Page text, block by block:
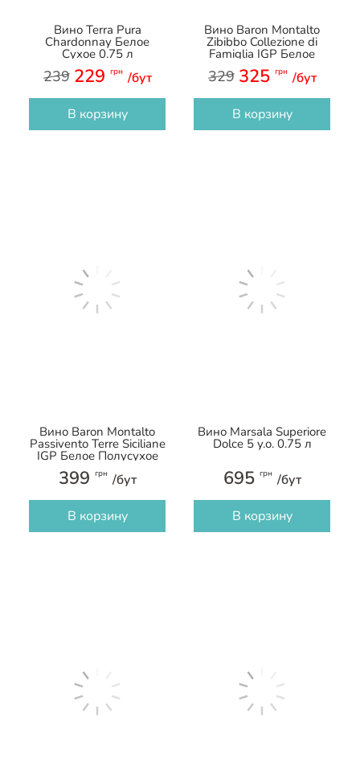
Вино Terra Pura
Сhardonnay Белое
Сухое 0.75 л
239 229 грн /бут
В корзину
Вино Baron Montalto
Zibibbo Collezione di
Famiglia IGP Белое
Полусухое 0.75 л
329 325 грн /бут
В корзину
Вино Baron Montalto
Passivento Terre Siciliane
IGP Белое Полусухое
0.75 л
399 грн /бут
В корзину
Вино Marsala Superiore
Dolce 5 y.o. 0.75 л
695 грн /бут
В корзину